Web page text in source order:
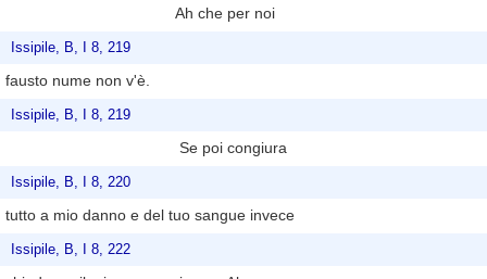
Ah che per noi
Issipile, B, I 8, 219
fausto nume non v'è.
Issipile, B, I 8, 219
Se poi congiura
Issipile, B, I 8, 220
tutto a mio danno e del tuo sangue invece
Issipile, B, I 8, 222